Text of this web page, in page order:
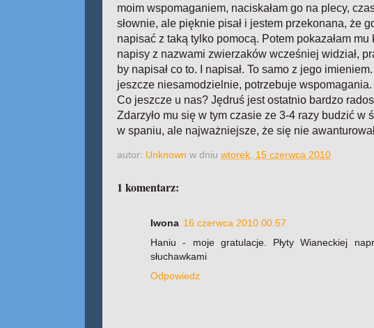
moim wspomaganiem, naciskałam go na plecy,
słownie, ale pięknie pisał i jestem przekonana, że
napisać z taką tylko pomocą. Potem pokazałam
napisy z nazwami zwierzaków wcześniej widział,
by napisał co to. I napisał. To samo z jego
jeszcze niesamodzielnie, potrzebuje wspomagania.
Co jeszcze u nas? Jędruś jest ostatnio bardzo
Zdarzyło mu się w tym czasie ze 3-4 razy budzić w
w spaniu, ale najważniejsze, że się nie
autor: Unknown w dniu wtorek, 15 czerwca 2010
1 komentarz:
Iwona 16 czerwca 2010 00:57
Haniu - moje gratulacje. Płyty Wianeckiej
słuchawkami
Odpowiedz